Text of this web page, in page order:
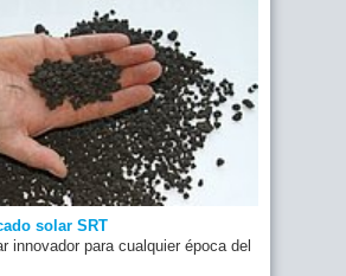
solar SRT
innovador para cualquier época del
agrícola está siendo
y más restrictiva. La aceptación de
por parte de los consumidores está
menor. El resultado es que los
hasta los lugares de
cada vez más largos. Unicamente
abaratar costes de
el fango seco proveniente de